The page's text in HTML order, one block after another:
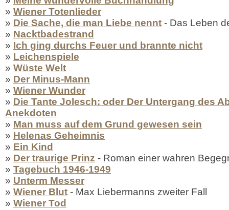
» Wiener Totenlieder
» Die Sache, die man Liebe nennt - Das Leben
» Nacktbadestrand
» Ich ging durchs Feuer und brannte nicht
» Leichenspiele
» Wüste Welt
» Der Minus-Mann
» Wiener Wunder
» Die Tante Jolesch: oder Der Untergang des
Anekdoten
» Man muss auf dem Grund gewesen sein
» Helenas Geheimnis
» Ein Kind
» Der traurige Prinz - Roman einer wahren
» Tagebuch 1946-1949
» Unterm Messer
» Wiener Blut - Max Liebermanns zweiter Fall
» Wiener Tod